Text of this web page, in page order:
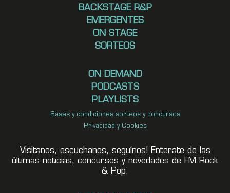
BACKSTAGE R&P
EMERGENTES
ON STAGE
SORTEOS
ON DEMAND
PODCASTS
PLAYLISTS
Bases y condiciones sorteos y concursos
Privacidad y Cookies
Visitanos, escuchanos, seguínos! Enterate de las
últimas noticias, concursos y novedades de FM Rock
& Pop.